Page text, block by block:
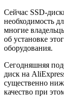
Сейчас SSD-
необходимость
многие
об установке
оборудования.
Сегодняшняя
диск на
существенно
качество при